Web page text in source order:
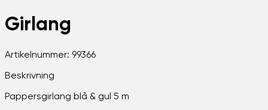
Girlang
Artikelnummer: 99366
Beskrivning
Pappersgirlang blå & gul 5 m